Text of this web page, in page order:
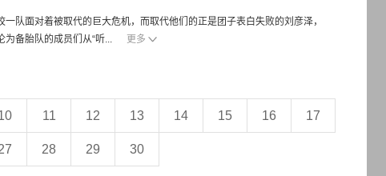
队面对着被取代的巨大危机，而取代他们的正是团子表白失败的刘彦泽，
备胎队的成员们从“听...
更多
11 12 13 14 15 16 17
28 29 30